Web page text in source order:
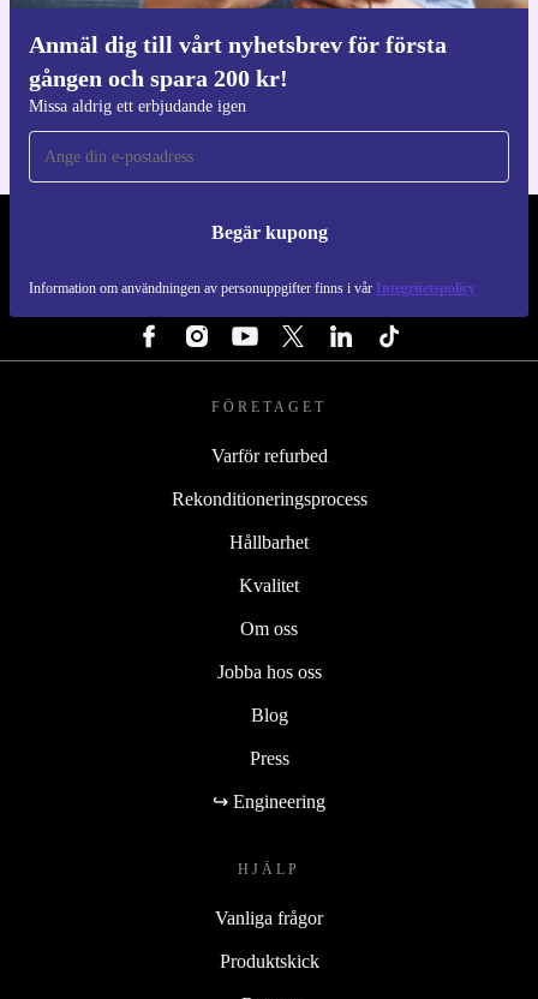
Anmäl dig till vårt nyhetsbrev för första
gången och spara 200 kr!
Missa aldrig ett erbjudande igen
Begär kupong
Information om användningen av personuppgifter finns i vår Integritetspolicy
Ladda ner refurbed appen
För iOS och Android
REFURBED SVERIGE - RETHINK NEW.
FÖLJ OSS
FÖRETAGET
Varför refurbed
Rekonditioneringsprocess
Hållbarhet
Kvalitet
Om oss
Jobba hos oss
Blog
Press
↪ Engineering
HJÄLP
Vanliga frågor
Produktskick